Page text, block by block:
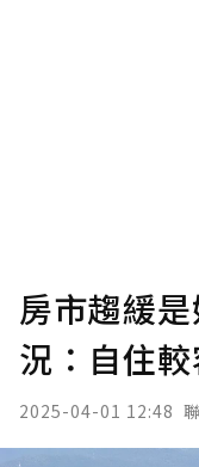
房市趨緩
況：自住
2025-04-01 12:48